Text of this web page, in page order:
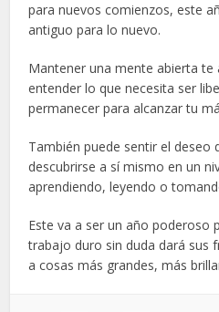
para nuevos comienzos, este
antiguo para lo nuevo.
Mantener una mente abierta te
entender lo que necesita ser
permanecer para alcanzar tu
También puede sentir el deseo
descubrirse a sí mismo en un
aprendiendo, leyendo o
Este va a ser un año poderoso
trabajo duro sin duda dará sus
a cosas más grandes, más